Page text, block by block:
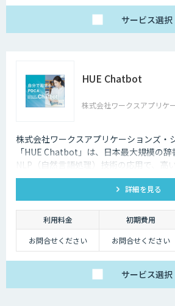
る場合は、要相談とさ サービス選択
HUE Chatbot
株式会社ワークスアプリケ
株式会社ワークスアプリケーションズ・
「HUE Chatbot」は、日本最大規模の
NLP（自然言語処理）技術の応用で、高
します。FAQや固有辞書はノーコードで
や改善ポイントがダッシュボード化され
PDCAを廻せます。
詳細を見る
利用料金 初期費用
お問合せください
お問合せください
サービス選択